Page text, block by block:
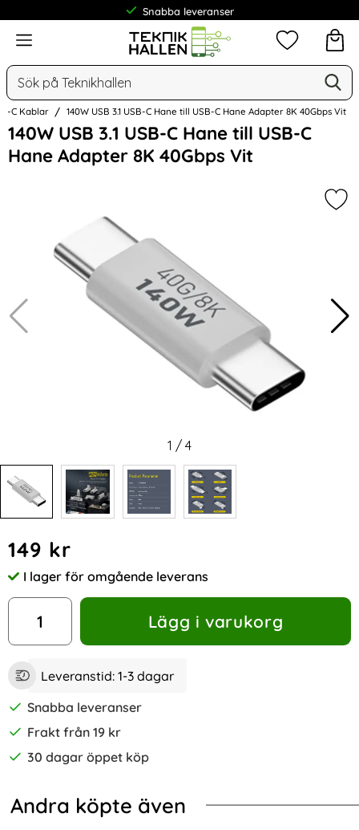
Frakt från 19 kr
Meny
Sök
Mina
C Kablar 140W USB 3.1 USB-C Hane till USB-C Hane Adapter 8K 40Gbps Vit
140W USB 3.1 USB-C Hane till USB-C
Hane Adapter 8K 40Gbps Vit
Hoppa
över
Bilder
1 / 4
pris
149 kr
Tillgänglighet:
I lager för omgående leverans
antal
Lägg i varukorg
Leveranstid: 1-3 dagar
Snabba leveranser
Frakt från 19 kr
30 dagar öppet köp
Andra köpte även